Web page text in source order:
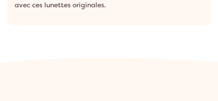
avec ces lunettes originales.